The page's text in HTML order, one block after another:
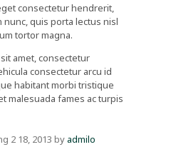
consectetur hendrerit,
quis porta lectus nisl
tortor magna.
amet, consectetur
consectetur arcu id
habitant morbi tristique
malesuada fames ac turpis
2 18, 2013 byadmilo